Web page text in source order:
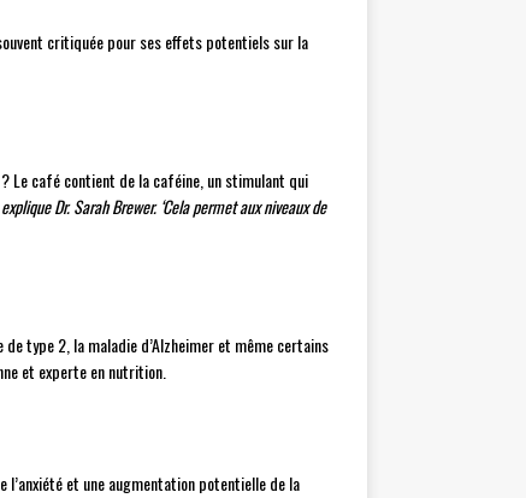
critiquée pour ses effets potentiels sur la
Le café contient de la caféine, un stimulant qui
Dr. Sarah Brewer. ‘Cela permet aux niveaux de
type 2, la maladie d’Alzheimer et même certains
et experte en nutrition.
et une augmentation potentielle de la